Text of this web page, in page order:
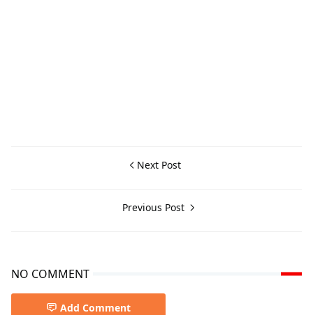
Next Post
Previous Post
NO COMMENT
Add Comment